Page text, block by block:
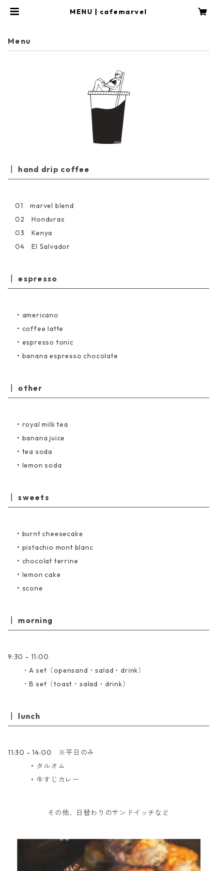
MENU | cafemarvel
Menu
hand drip coffee
01 marvel blend
02 Honduras
03 Kenya
04 El Salvador
espresso
・ americano
・ coffee latte
・ espresso tonic
・ banana espresso chocolate
other
・ royal milk tea
・ banana juice
・ tea soda
・ lemon soda
sweets
・ burnt cheesecake
・ pistachio mont blanc
・ chocolat terrine
・ lemon cake
・ scone
morning
9:30 - 11:00
・A set（opensand・salad・drink）
・B set（toast・salad・drink）
lunch
11:30 - 14:00 ※平日のみ
・ タルオム
・ 牛すじカレー
その他、日替わりのサンドイッチなど